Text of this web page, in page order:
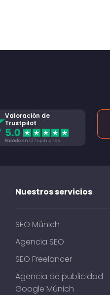
Valoración de
Trustpilot
Basado en 107 opiniones
Nuestros servicios
SEO Múnich
Agencia SEO
SEO Freelancer
Agencia de publicidad
Google Múnich